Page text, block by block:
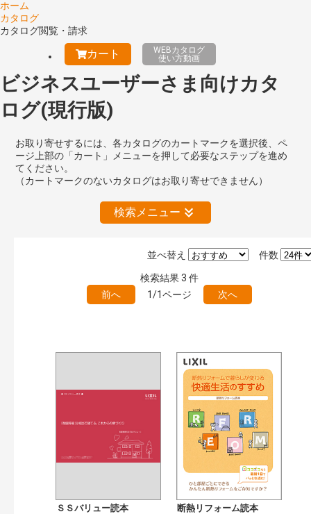
ホーム
カタログ
カタログ閲覧・請求
カート
WEBカタログ
使い方動画
ビジネスユーザーさま向けカタ
ログ(現行版)
お取り寄せするには、各カタログのカートマークを選択後、ペ
ージ上部の「カート」メニューを押して必要なステップを進め
てください。
（カートマークのないカタログはお取り寄せできません）
検索メニュー
絞り込みの解除
キーワード検索（あいまい）
目次も検索 検 索
まずはここから（3）
リフォームおすすめ（4）
補助金・優遇制度を知る（2）
カテゴリー
玄関ドア・引戸（7）
インテリア建材（7）
エクステリア（3）
件数
並べ替え
検索結果3 件
前へ
1/1ページ 次へ
ＳＳバリュー読本 断熱リフォーム読本